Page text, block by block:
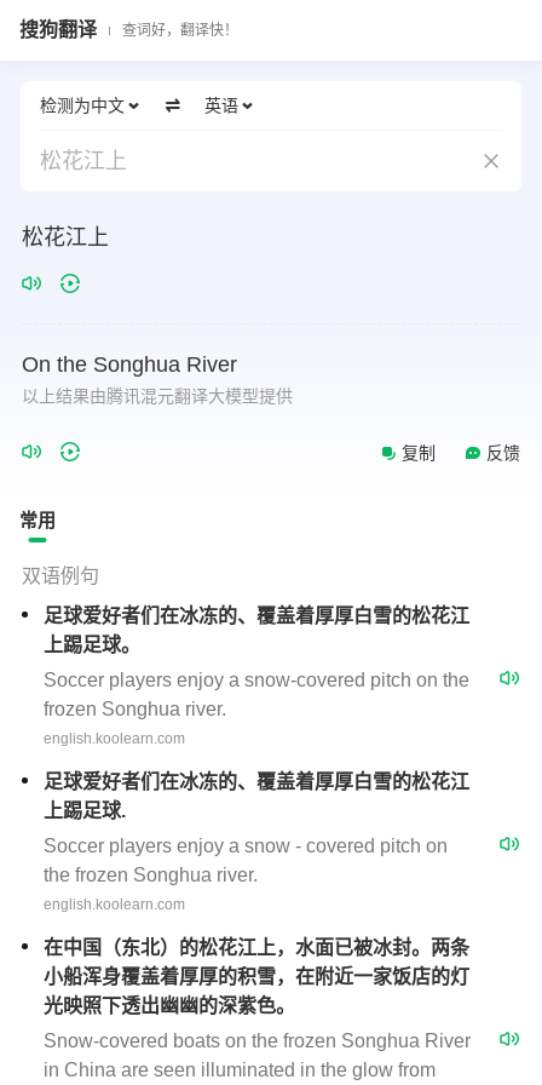
搜狗翻译 查词好，翻译快！
检测为中文 英语
松花江上
松花江上
On the Songhua River
以上结果由腾讯混元翻译大模型提供
复制 反馈
常用
双语例句
足球爱好者们在冰冻的、覆盖着厚厚白雪的松花江
上踢足球。
Soccer players enjoy a snow-covered pitch on the
frozen Songhua river.
english.koolearn.com
足球爱好者们在冰冻的、覆盖着厚厚白雪的松花江
上踢足球.
Soccer players enjoy a snow - covered pitch on
the frozen Songhua river.
english.koolearn.com
在中国（东北）的松花江上，水面已被冰封。两条
小船浑身覆盖着厚厚的积雪，在附近一家饭店的灯
光映照下透出幽幽的深紫色。
Snow-covered boats on the frozen Songhua River
in China are seen illuminated in the glow from